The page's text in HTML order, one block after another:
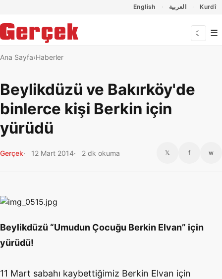
English العربية Kurdî
☾ ☰
Ana Sayfa Haberler
Beylikdüzü ve Bakırköy'de
binlerce kişi Berkin için
yürüdü
Gerçek 12 Mart 2014 2 dk okuma 𝕏 f w
Beylikdüzü “Umudun Çocuğu Berkin Elvan” için
yürüdü!
11 Mart sabahı kaybettiğimiz Berkin Elvan için